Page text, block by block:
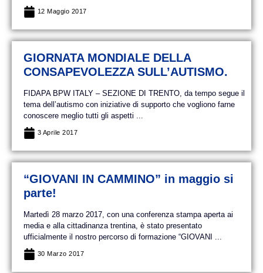
12 Maggio 2017
GIORNATA MONDIALE DELLA
CONSAPEVOLEZZA SULL’AUTISMO.
FIDAPA BPW ITALY – SEZIONE DI TRENTO, da tempo segue il
tema dell’autismo con iniziative di supporto che vogliono farne
conoscere meglio tutti gli aspetti ...
3 Aprile 2017
“GIOVANI IN CAMMINO” in maggio si
parte!
Martedì 28 marzo 2017, con una conferenza stampa aperta ai
media e alla cittadinanza trentina, è stato presentato
ufficialmente il nostro percorso di formazione “GIOVANI ...
30 Marzo 2017